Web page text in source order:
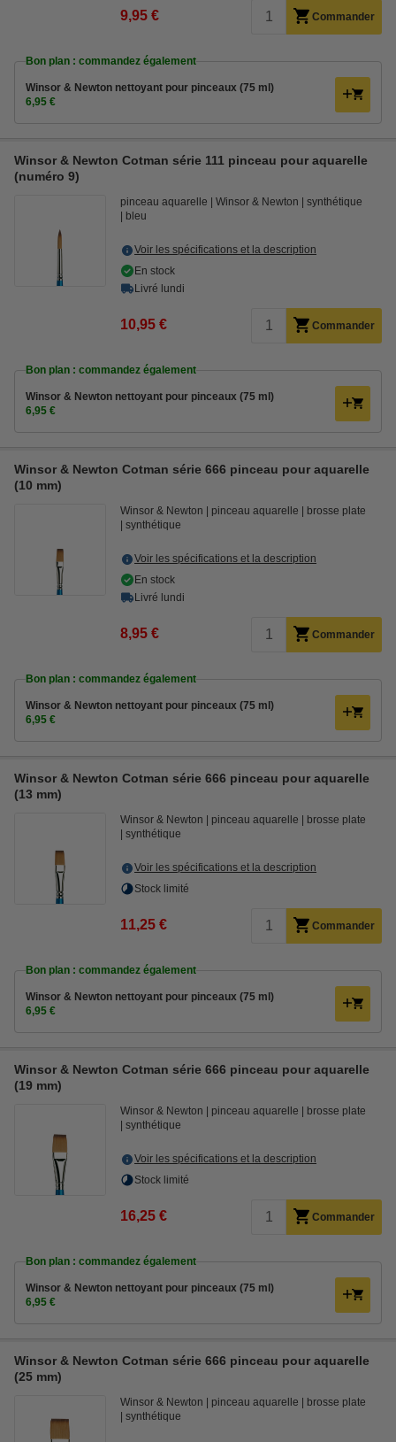
9,95 € Commander
Bon plan : commandez également
Winsor & Newton nettoyant pour pinceaux (75 ml)
6,95 €
Winsor & Newton Cotman série 111 pinceau pour aquarelle
(numéro 9)
pinceau aquarelle Winsor & Newton
synthétique
bleu
Voir les spécifications et la description
En stock
Livré lundi
10,95 € Commander
Bon plan : commandez également
Winsor & Newton nettoyant pour pinceaux (75 ml)
6,95 €
Winsor & Newton Cotman série 666 pinceau pour aquarelle
(10 mm)
Winsor & Newton pinceau aquarelle
brosse plate
synthétique
Voir les spécifications et la description
En stock
Livré lundi
8,95 € Commander
Bon plan : commandez également
Winsor & Newton nettoyant pour pinceaux (75 ml)
6,95 €
Winsor & Newton Cotman série 666 pinceau pour aquarelle
(13 mm)
Winsor & Newton pinceau aquarelle
brosse plate
synthétique
Voir les spécifications et la description
Stock limité
11,25 € Commander
Bon plan : commandez également
Winsor & Newton nettoyant pour pinceaux (75 ml)
6,95 €
Winsor & Newton Cotman série 666 pinceau pour aquarelle
(19 mm)
Winsor & Newton pinceau aquarelle
brosse plate
synthétique
Voir les spécifications et la description
Stock limité
16,25 € Commander
Bon plan : commandez également
Winsor & Newton nettoyant pour pinceaux (75 ml)
6,95 €
Winsor & Newton Cotman série 666 pinceau pour aquarelle
(25 mm)
Winsor & Newton pinceau aquarelle
brosse plate
synthétique